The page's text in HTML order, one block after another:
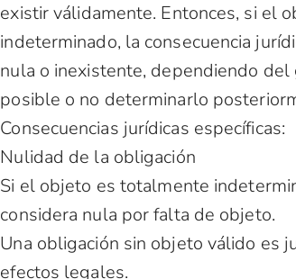
existir válidamente. Entonces, si el
indeterminado, la consecuencia
nula o inexistente, dependiendo
posible o no determinarlo
Consecuencias jurídicas específicas:
Nulidad de la obligación
Si el objeto es totalmente
considera nula por falta de objeto.
Una obligación sin objeto válido es
efectos legales.